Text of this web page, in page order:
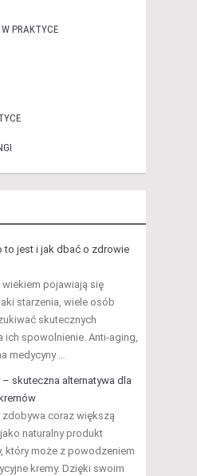
PRAKTYCE
to jest i jak dbać o zdrowie
wiekiem pojawiają się
starzenia, wiele osób
skutecznych
ich spowolnienie. Anti-aging,
medycyny …
skuteczna alternatywa dla
zdobywa coraz większą
naturalny produkt
który może z powodzeniem
kremy. Dzięki swoim